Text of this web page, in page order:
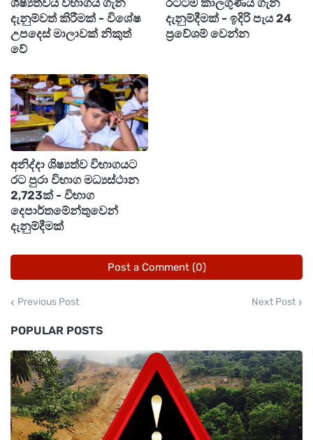
ශිෂ්‍යත්වය විභාගය ගැන
දැනුම්වත් කිරීමක් - විශේෂ
උපදෙස් මාලාවක් නිකුත්
වේ
රටටම කාලගුණය ගැන
දැනුම්දීමක් - ඉදිරි පැය 24
ප්‍රවේශම් වෙන්න
අනිද්දා ශිෂ්‍යත්ව විභාගයට
රට පුරා විභාග මධ්‍යස්ථාන
2,723ක් - විභාග
දෙපාර්තමේන්තුවෙන්
දැනුම්දීමක්
Post a Comment (0)
Previous Post Next Post
POPULAR POSTS